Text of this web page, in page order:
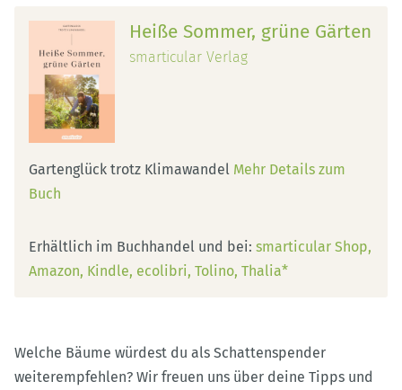
Heiße Sommer, grüne Gärten
smarticular Verlag
Gartenglück trotz Klimawandel Mehr Details zum
Buch
Erhältlich im Buchhandel und bei: smarticular Shop
Amazon Kindle ecolibri Tolino Thalia*
Welche Bäume würdest du als Schattenspender
weiterempfehlen? Wir freuen uns über deine Tipps und